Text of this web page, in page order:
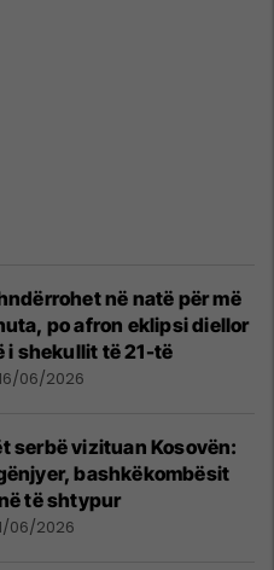
në natë për më
po afron eklipsi diellor
i shekullit të 21-të
06/2026
serbë vizituan Kosovën:
bashkëkombësit
të shtypur
06/2026